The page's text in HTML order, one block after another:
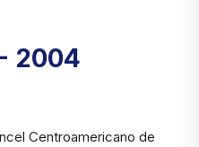
2004
Centroamericano de